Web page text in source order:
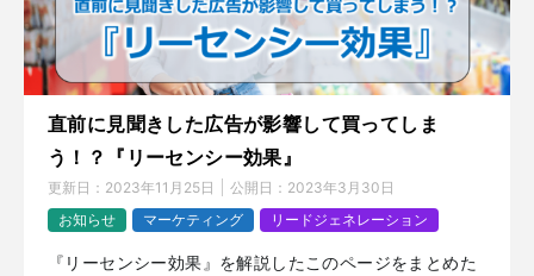
直前に見聞きした広告が影響して買ってしま
う！？『リーセンシー効果』
更新日： 2023年11月25日 公開日： 2023年3月30日
お知らせ
マーケティング リードジェネレーション
『リーセンシー効果』を解説したこのページをまとめた